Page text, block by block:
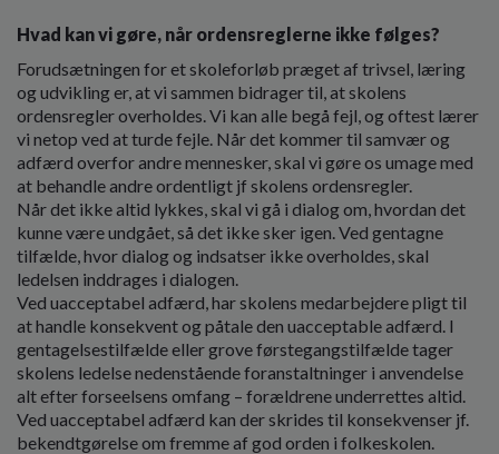
Hvad kan vi gøre, når ordensreglerne ikke følges?
Forudsætningen for et skoleforløb præget af trivsel, læring
og udvikling er, at vi sammen bidrager til, at skolens
ordensregler overholdes. Vi kan alle begå fejl, og oftest lærer
vi netop ved at turde fejle. Når det kommer til samvær og
adfærd overfor andre mennesker, skal vi gøre os umage med
at behandle andre ordentligt jf skolens ordensregler.
Når det ikke altid lykkes, skal vi gå i dialog om, hvordan det
kunne være undgået, så det ikke sker igen. Ved gentagne
tilfælde, hvor dialog og indsatser ikke overholdes, skal
ledelsen inddrages i dialogen.
Ved uacceptabel adfærd, har skolens medarbejdere pligt til
at handle konsekvent og påtale den uacceptable adfærd. I
gentagelsestilfælde eller grove førstegangstilfælde tager
skolens ledelse nedenstående foranstaltninger i anvendelse
alt efter forseelsens omfang – forældrene underrettes altid.
Ved uacceptabel adfærd kan der skrides til konsekvenser jf.
bekendtgørelse om fremme af god orden i folkeskolen.